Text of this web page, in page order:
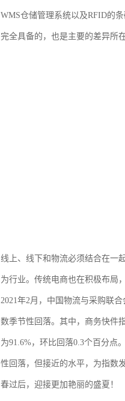
WMS仓储管理系统以及RFID的
完全具备的，也是主要的差异所在
线上、线下和物流必须结合在一
为行业。传统电商也在积极布局
2021年2月，中国物流与采购联
数季节性回落。其中，商务快件
为91.6%，环比回落0.3个百分点
性回落，但接近的水平，为指数
春过后，迎接更加艳丽的盛夏！